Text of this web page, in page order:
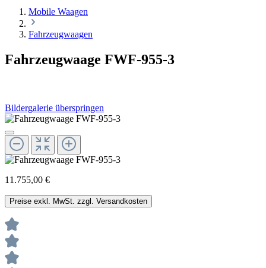
Mobile Waagen
Fahrzeugwaagen
Fahrzeugwaage FWF-955-3
Bildergalerie überspringen
11.755,00 €
Preise exkl. MwSt. zzgl. Versandkosten